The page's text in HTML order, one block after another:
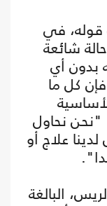
قوله، في
شائعة
بدون أي
كل ما
"نحن نحاول
علاج أو
البالغة